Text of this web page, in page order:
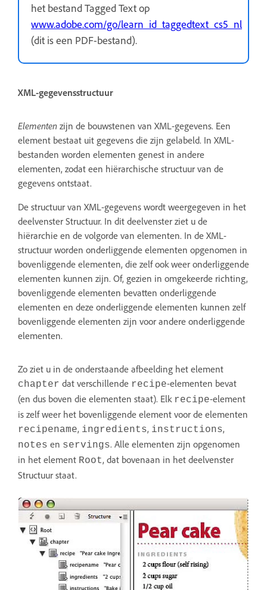
het bestand Tagged Text op
www.adobe.com/go/learn_id_taggedtext_cs5_nl
(dit is een PDF-bestand).
XML-gegevensstructuur
Elementen zijn de bouwstenen van XML-gegevens. Een
element bestaat uit gegevens die zijn gelabeld. In XML-
bestanden worden elementen genest in andere
elementen, zodat een hiërarchische structuur van de
gegevens ontstaat.
De structuur van XML-gegevens wordt weergegeven in het
deelvenster Structuur. In dit deelvenster ziet u de
hiërarchie en de volgorde van elementen. In de XML-
structuur worden onderliggende elementen opgenomen in
bovenliggende elementen, die zelf ook weer onderliggende
elementen kunnen zijn. Of, gezien in omgekeerde richting,
bovenliggende elementen bevatten onderliggende
elementen en deze onderliggende elementen kunnen zelf
bovenliggende elementen zijn voor andere onderliggende
elementen.
Zo ziet u in de onderstaande afbeelding het element
chapter dat verschillende recipe-elementen bevat
(en dus boven die elementen staat). Elk recipe-element
is zelf weer het bovenliggende element voor de elementen
recipename, ingredients, instructions,
notes en servings. Alle elementen zijn opgenomen
in het element Root, dat bovenaan in het deelvenster
Structuur staat.